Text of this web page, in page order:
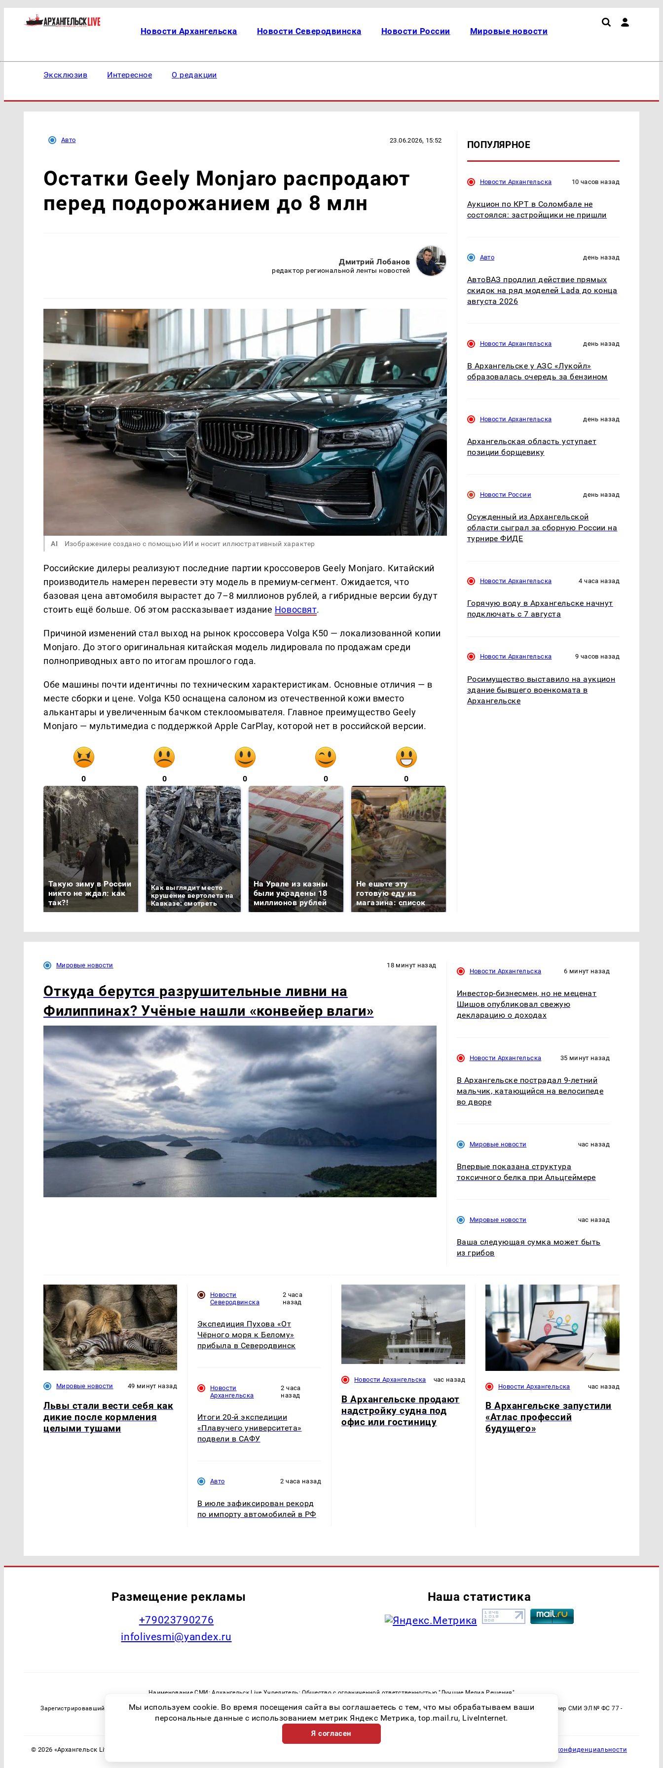
Новости Архангельска Новости Северодвинска Новости России Мировые новости
Эксклюзив Интересное О редакции
Авто 23.06.2026, 15:52
Остатки Geely Monjaro распродают
перед подорожанием до 8 млн
Дмитрий Лобанов
редактор региональной ленты новостей
AI Изображение создано с помощью ИИ и носит иллюстративный характер
Российские дилеры реализуют последние партии кроссоверов Geely Monjaro. Китайский
производитель намерен перевести эту модель в премиум-сегмент. Ожидается, что
базовая цена автомобиля вырастет до 7–8 миллионов рублей, а гибридные версии будут
стоить ещё больше. Об этом рассказывает издание Новосвят.
Причиной изменений стал выход на рынок кроссовера Volga K50 — локализованной копии
Monjaro. До этого оригинальная китайская модель лидировала по продажам среди
полноприводных авто по итогам прошлого года.
Обе машины почти идентичны по техническим характеристикам. Основные отличия — в
месте сборки и цене. Volga K50 оснащена салоном из отечественной кожи вместо
алькантары и увеличенным бачком стеклоомывателя. Главное преимущество Geely
Monjaro — мультимедиа с поддержкой Apple CarPlay, которой нет в российской версии.
0 0 0 0 0
Такую зиму в России
никто не ждал: как
так?!
Как выглядит место
крушение вертолета на
Кавказе: смотреть
На Урале из казны
были украдены 18
миллионов рублей
Не ешьте эту
готовую еду из
магазина: список
ПОПУЛЯРНОЕ
Новости Архангельска 10 часов назад
Аукцион по КРТ в Соломбале не
состоялся: застройщики не пришли
Авто день назад
АвтоВАЗ продлил действие прямых
скидок на ряд моделей Lada до конца
августа 2026
Новости Архангельска день назад
В Архангельске у АЗС «Лукойл»
образовалась очередь за бензином
Новости Архангельска день назад
Архангельская область уступает
позиции борщевику
Новости России день назад
Осужденный из Архангельской
области сыграл за сборную России на
турнире ФИДЕ
Новости Архангельска 4 часа назад
Горячую воду в Архангельске начнут
подключать с 7 августа
Новости Архангельска 9 часов назад
Росимущество выставило на аукцион
здание бывшего военкомата в
Архангельске
Мировые новости 18 минут назад
Откуда берутся разрушительные ливни на
Филиппинах? Учёные нашли «конвейер влаги»
Новости Архангельска 6 минут назад
Инвестор-бизнесмен, но не меценат
Шишов опубликовал свежую
декларацию о доходах
Новости Архангельска 35 минут назад
В Архангельске пострадал 9-летний
мальчик, катающийся на велосипеде
во дворе
Мировые новости час назад
Впервые показана структура
токсичного белка при Альцгеймере
Мировые новости час назад
Ваша следующая сумка может быть
из грибов
Мировые новости 49 минут назад
Львы стали вести себя как
дикие после кормления
целыми тушами
Новости
Северодвинска
2 часа
назад
Экспедиция Пухова «От
Чёрного моря к Белому»
прибыла в Северодвинск
Новости
Архангельска
2 часа
назад
Итоги 20-й экспедиции
«Плавучего университета»
подвели в САФУ
Авто 2 часа назад
В июле зафиксирован рекорд
по импорту автомобилей в РФ
Новости Архангельска час назад
В Архангельске продают
надстройку судна под
офис или гостиницу
Новости Архангельска час назад
В Архангельске запустили
«Атлас профессий
будущего»
Размещение рекламы
+79023790276
infolivesmi@yandex.ru
Наша статистика
Наименование СМИ: Архангельск Live Учредитель: Общество с ограниченной ответственностью "Лучшие Медиа Решения"
Зарегистрировавший орган: Федеральная служба по надзору в сфере связи, информационных технологий и массовых коммуникаций (Роскомнадзор) Регистрационный номер СМИ ЭЛ № ФС 77 -
82533 от 21.01.2022
© 2026 «Архангельск Live» | Все права защищены Политика конфиденциальности
Мы используем cookie. Во время посещения сайта вы соглашаетесь с тем, что мы обрабатываем ваши
персональные данные с использованием метрик Яндекс Метрика, top.mail.ru, LiveInternet.
Я согласен